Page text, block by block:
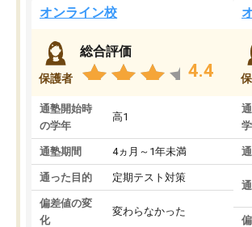
オンライン校
保護者
総合評価
4.4
通塾開始時
の学年
高1
通塾期間 4ヵ月～1年未満
通った目的 定期テスト対策
偏差値の変
化
変わらなかった